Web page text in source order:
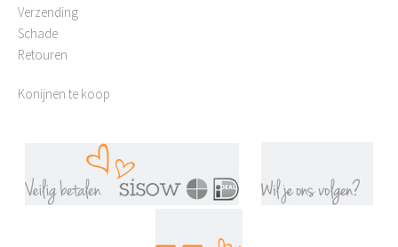
Verzending
Schade
Retouren
Konijnen te koop